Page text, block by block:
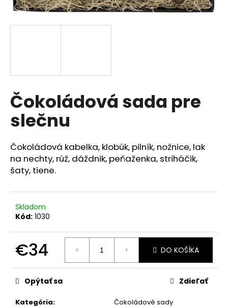
Čokoládová sada pre
slečnu
Čokoládová kabelka, klobúk, pilník, nožnice, lak
na nechty, rúž, dáždnik, peňaženka, striháčik,
šaty, tiene.
Skladom
Kód: 1030
€34 DO KOŠÍKA
Kategória:
Čokoládové sady
Opýtať sa Zdieľať
á
j
O
d
o
ú
č
m